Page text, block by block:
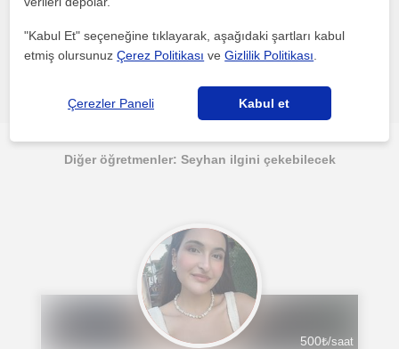
Diğer öğretmenler: Seyhan ilgini çekebilecek
500₺/saat
"Kabul Et" seçeneğine tıklayarak, aşağıdaki şartları kabul
etmiş olursunuzÇerez Politikası veGizlilik Politikası
Çerezler Paneli Kabul et